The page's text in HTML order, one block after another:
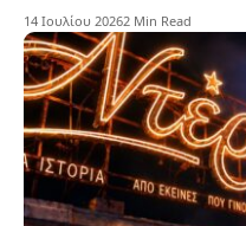
14 Ιουλίου 20262 Min Read